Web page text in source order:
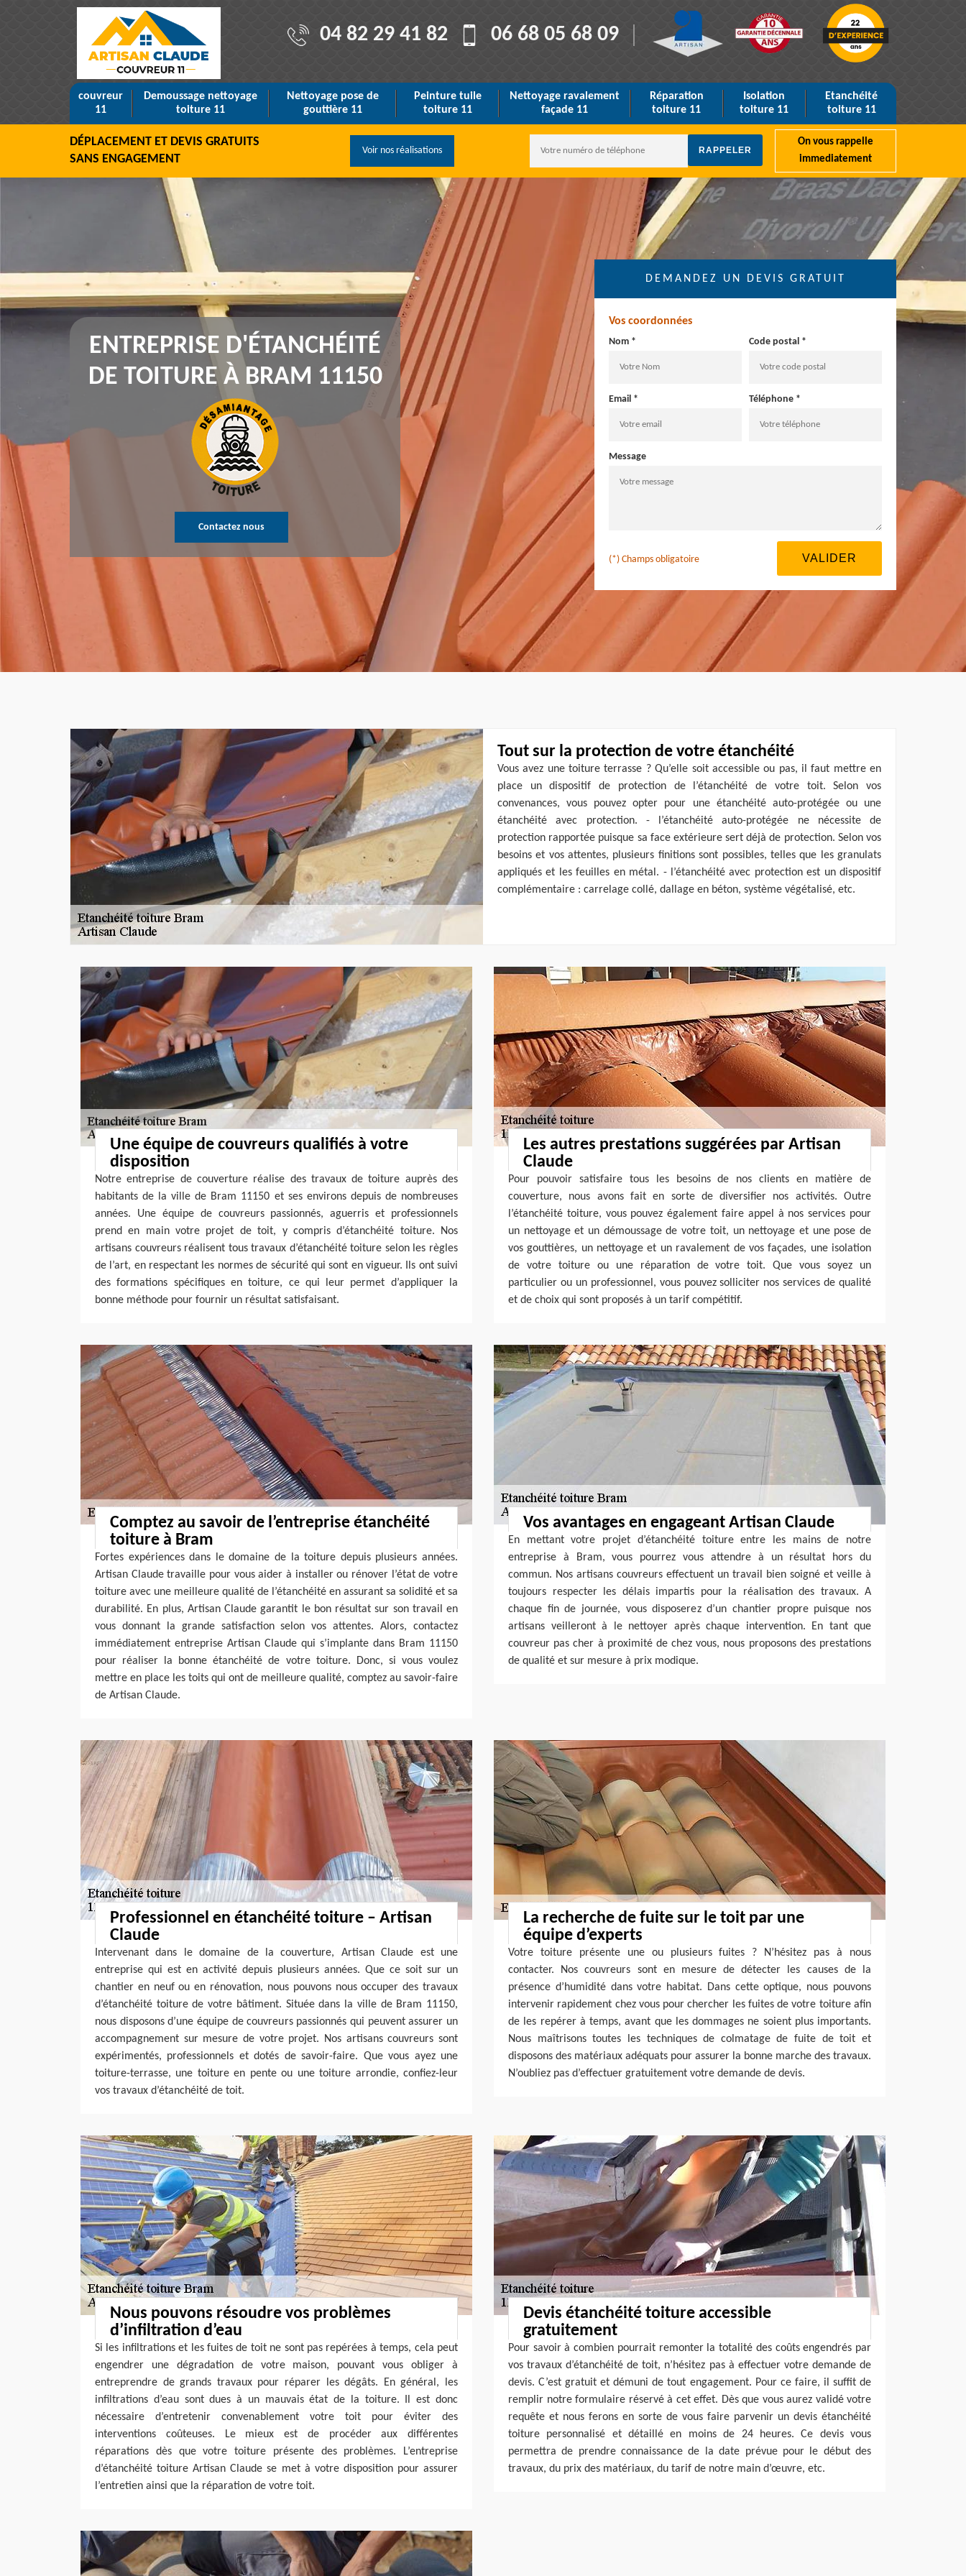
04 82 29 41 82 06 68 05 68 09
couvreur
11
Demoussage nettoyage
toiture 11
Nettoyage pose de
gouttière 11
Peinture tuile
toiture 11
Nettoyage ravalement
façade 11
Réparation
toiture 11
Isolation
toiture 11
Etanchéité
toiture 11
DÉPLACEMENT ET DEVIS GRATUITS
SANS ENGAGEMENT
Voir nos réalisations
On vous rappelle
immediatement
ENTREPRISE D'ÉTANCHÉITÉ
DE TOITURE À BRAM 11150
Contactez nous
DEMANDEZ UN DEVIS GRATUIT
Vos coordonnées
Nom * Code postal *
Email * Téléphone *
Message
(*) Champs obligatoire
Tout sur la protection de votre étanchéité
Vous avez une toiture terrasse ? Qu’elle soit accessible ou pas, il faut mettre en
place un dispositif de protection de l’étanchéité de votre toit. Selon vos
convenances, vous pouvez opter pour une étanchéité auto-protégée ou une
étanchéité avec protection. - l’étanchéité auto-protégée ne nécessite de
protection rapportée puisque sa face extérieure sert déjà de protection. Selon vos
besoins et vos attentes, plusieurs finitions sont possibles, telles que les granulats
appliqués et les feuilles en métal. - l’étanchéité avec protection est un dispositif
complémentaire : carrelage collé, dallage en béton, système végétalisé, etc.
Une équipe de couvreurs qualifiés à votre
disposition
Notre entreprise de couverture réalise des travaux de toiture auprès des
habitants de la ville de Bram 11150 et ses environs depuis de nombreuses
années. Une équipe de couvreurs passionnés, aguerris et professionnels
prend en main votre projet de toit, y compris d’étanchéité toiture. Nos
artisans couvreurs réalisent tous travaux d’étanchéité toiture selon les règles
de l’art, en respectant les normes de sécurité qui sont en vigueur. Ils ont suivi
des formations spécifiques en toiture, ce qui leur permet d’appliquer la
bonne méthode pour fournir un résultat satisfaisant.
Les autres prestations suggérées par Artisan
Claude
Pour pouvoir satisfaire tous les besoins de nos clients en matière de
couverture, nous avons fait en sorte de diversifier nos activités. Outre
l’étanchéité toiture, vous pouvez également faire appel à nos services pour
un nettoyage et un démoussage de votre toit, un nettoyage et une pose de
vos gouttières, un nettoyage et un ravalement de vos façades, une isolation
de votre toiture ou une réparation de votre toit. Que vous soyez un
particulier ou un professionnel, vous pouvez solliciter nos services de qualité
et de choix qui sont proposés à un tarif compétitif.
Comptez au savoir de l’entreprise étanchéité
toiture à Bram
Fortes expériences dans le domaine de la toiture depuis plusieurs années.
Artisan Claude travaille pour vous aider à installer ou rénover l’état de votre
toiture avec une meilleure qualité de l’étanchéité en assurant sa solidité et sa
durabilité. En plus, Artisan Claude garantit le bon résultat sur son travail en
vous donnant la grande satisfaction selon vos attentes. Alors, contactez
immédiatement entreprise Artisan Claude qui s’implante dans Bram 11150
pour réaliser la bonne étanchéité de votre toiture. Donc, si vous voulez
mettre en place les toits qui ont de meilleure qualité, comptez au savoir-faire
de Artisan Claude.
Vos avantages en engageant Artisan Claude
En mettant votre projet d’étanchéité toiture entre les mains de notre
entreprise à Bram, vous pourrez vous attendre à un résultat hors du
commun. Nos artisans couvreurs effectuent un travail bien soigné et veille à
toujours respecter les délais impartis pour la réalisation des travaux. A
chaque fin de journée, vous disposerez d’un chantier propre puisque nos
artisans veilleront à le nettoyer après chaque intervention. En tant que
couvreur pas cher à proximité de chez vous, nous proposons des prestations
de qualité et sur mesure à prix modique.
Professionnel en étanchéité toiture – Artisan
Claude
Intervenant dans le domaine de la couverture, Artisan Claude est une
entreprise qui est en activité depuis plusieurs années. Que ce soit sur un
chantier en neuf ou en rénovation, nous pouvons nous occuper des travaux
d’étanchéité toiture de votre bâtiment. Située dans la ville de Bram 11150,
nous disposons d’une équipe de couvreurs passionnés qui peuvent assurer un
accompagnement sur mesure de votre projet. Nos artisans couvreurs sont
expérimentés, professionnels et dotés de savoir-faire. Que vous ayez une
toiture-terrasse, une toiture en pente ou une toiture arrondie, confiez-leur
vos travaux d’étanchéité de toit.
La recherche de fuite sur le toit par une
équipe d’experts
Votre toiture présente une ou plusieurs fuites ? N’hésitez pas à nous
contacter. Nos couvreurs sont en mesure de détecter les causes de la
présence d’humidité dans votre habitat. Dans cette optique, nous pouvons
intervenir rapidement chez vous pour chercher les fuites de votre toiture afin
de les repérer à temps, avant que les dommages ne soient plus importants.
Nous maîtrisons toutes les techniques de colmatage de fuite de toit et
disposons des matériaux adéquats pour assurer la bonne marche des travaux.
N’oubliez pas d’effectuer gratuitement votre demande de devis.
Nous pouvons résoudre vos problèmes
d’infiltration d’eau
Si les infiltrations et les fuites de toit ne sont pas repérées à temps, cela peut
engendrer une dégradation de votre maison, pouvant vous obliger à
entreprendre de grands travaux pour réparer les dégâts. En général, les
infiltrations d’eau sont dues à un mauvais état de la toiture. Il est donc
nécessaire d’entretenir convenablement votre toit pour éviter des
interventions coûteuses. Le mieux est de procéder aux différentes
réparations dès que votre toiture présente des problèmes. L’entreprise
d’étanchéité toiture Artisan Claude se met à votre disposition pour assurer
l’entretien ainsi que la réparation de votre toit.
Devis étanchéité toiture accessible
gratuitement
Pour savoir à combien pourrait remonter la totalité des coûts engendrés par
vos travaux d’étanchéité de toit, n’hésitez pas à effectuer votre demande de
devis. C’est gratuit et démuni de tout engagement. Pour ce faire, il suffit de
remplir notre formulaire réservé à cet effet. Dès que vous aurez validé votre
requête et nous ferons en sorte de vous faire parvenir un devis étanchéité
toiture personnalisé et détaillé en moins de 24 heures. Ce devis vous
permettra de prendre connaissance de la date prévue pour le début des
travaux, du prix des matériaux, du tarif de notre main d’œuvre, etc.